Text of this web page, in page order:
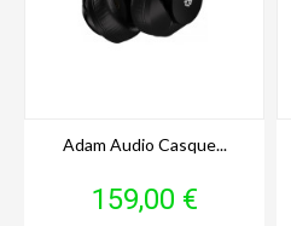
Adam Audio Casque...
Prix
159,00 €